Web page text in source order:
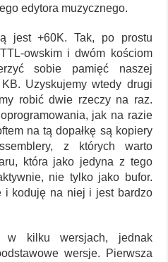
edytora muzycznego.
jest +60K. Tak, po prostu
owskim i dwóm kościom
sobie pamięć naszej
Uzyskujemy wtedy drugi
robić dwie rzeczy na raz.
jak na razie
na tą dopałkę są kopiery
z których warto
która jako jedyna z tego
nie tylko jako bufor.
i koduję na niej i jest bardzo
w kilku wersjach, jednak
wersje. Pierwsza